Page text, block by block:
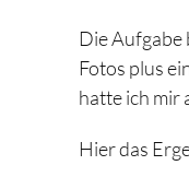
Die Aufgabe
Fotos plus
hatte ich mir
Hier das